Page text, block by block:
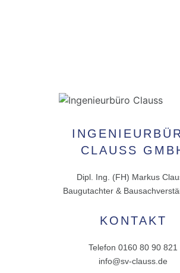
CLAUSS
Dipl. Ing. (FH) Markus
Baugutachter &
KONTAKT
Telefon 0160 80 90 821
info@sv-clauss.de